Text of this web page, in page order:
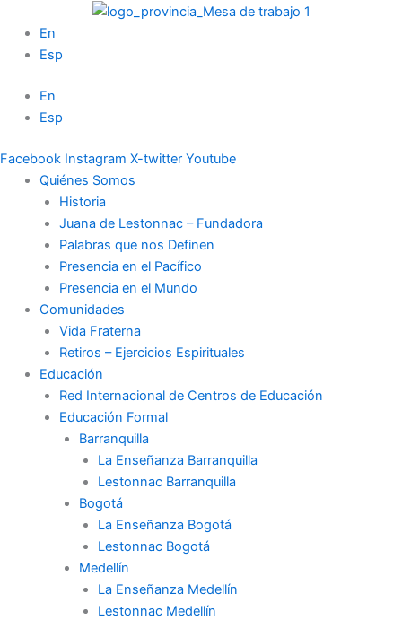
contenido
En
Esp
En
Esp
Facebook Instagram X-twitter Youtube
Quiénes Somos
Historia
Juana de Lestonnac – Fundadora
Palabras que nos Definen
Presencia en el Pacífico
Presencia en el Mundo
Comunidades
Vida Fraterna
Retiros – Ejercicios Espirituales
Educación
Red Internacional de Centros de Educación
Educación Formal
Barranquilla
La Enseñanza Barranquilla
Lestonnac Barranquilla
Bogotá
La Enseñanza Bogotá
Lestonnac Bogotá
Medellín
La Enseñanza Medellín
Lestonnac Medellín